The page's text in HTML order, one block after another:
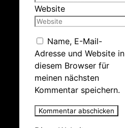
Website
Name, E-Mail-
Adresse und Website in
diesem Browser für
meinen nächsten
Kommentar speichern.